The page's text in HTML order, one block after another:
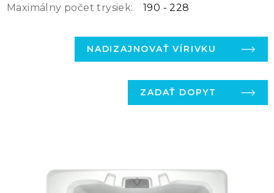
Maximálny počet trysiek:
190 - 228
NADIZAJNOVAŤ VÍRIVKU
ZADAŤ DOPYT